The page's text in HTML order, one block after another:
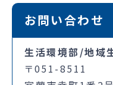
お問い合わせ
生活環境部/地域
〒051-8511